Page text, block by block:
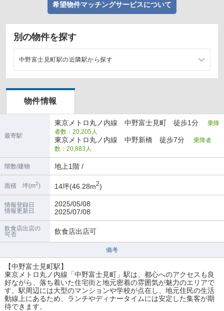
希望物件マッチングサービスについて
別の物件を探す
中野富士見町駅の近隣駅から探す
中野新橋駅の店舗物件・貸店舗・テナント一覧
物件情報
最寄駅
東京メトロ丸ノ内線 中野富士見町 徒歩1分 乗降
者数：20,205人
東京メトロ丸ノ内線 中野新橋 徒歩7分 乗降者
数：20,883人
階数/建物 地上1階 /
面積 坪(m2) 14坪(46.28m2)
情報登録日
情報更新日
2025/05/08
2025/07/08
飲食店出店の
可否
飲食店出店可
備考
【中野富士見町駅】
東京メトロ丸ノ内線「中野富士見町」駅は、都心へのアクセスも良
好ながら、落ち着いた住宅街と地元密着の雰囲気が魅力のエリアで
す。駅周辺には大型のマンションや学校が点在し、地元住民の生活
動線上にあるため、ランチやディナータイムには安定した集客が期
待できます。